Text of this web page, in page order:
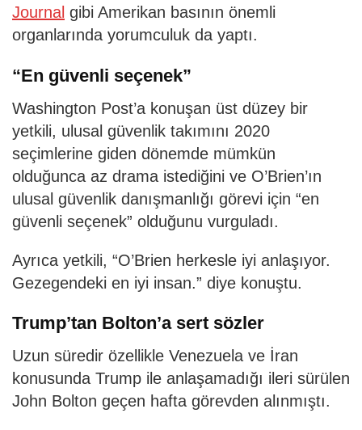
Journal gibi Amerikan basının önemli
organlarında yorumculuk da yaptı.
“En güvenli seçenek”
Washington Post’a konuşan üst düzey bir
yetkili, ulusal güvenlik takımını 2020
seçimlerine giden dönemde mümkün
olduğunca az drama istediğini ve O’Brien’ın
ulusal güvenlik danışmanlığı görevi için “en
güvenli seçenek” olduğunu vurguladı.
Ayrıca yetkili, “O’Brien herkesle iyi anlaşıyor.
Gezegendeki en iyi insan.” diye konuştu.
Trump’tan Bolton’a sert sözler
Uzun süredir özellikle Venezuela ve İran
konusunda Trump ile anlaşamadığı ileri sürülen
John Bolton geçen hafta görevden alınmıştı.